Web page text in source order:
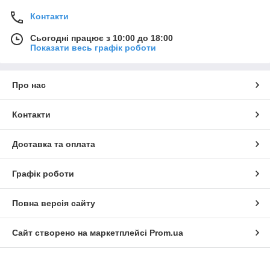
Контакти
Сьогодні працює з 10:00 до 18:00
Показати весь графік роботи
Про нас
Контакти
Доставка та оплата
Графік роботи
Повна версія сайту
Сайт створено на маркетплейсі Prom.ua